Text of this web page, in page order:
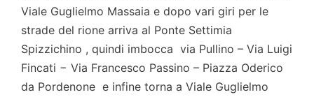
Viale Guglielmo Massaia e dopo vari giri per le
strade del rione arriva al Ponte Settimia
Spizzichino , quindi imbocca via Pullino – Via Luigi
Fincati − Via Francesco Passino – Piazza Oderico
da Pordenone e infine torna a Viale Guglielmo